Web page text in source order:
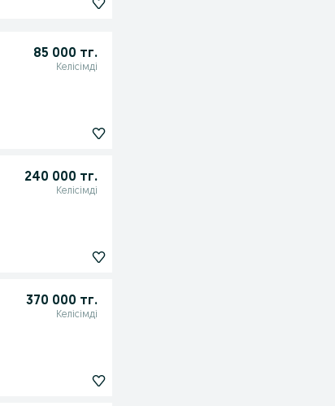
85 000 тг.
Келісімді
240 000 тг.
Келісімді
370 000 тг.
Келісімді